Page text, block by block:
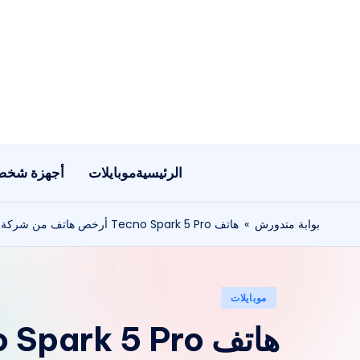
الرئيسيةموبايلات أجهزة
بوابة متدورش » هاتف Tecno Spark 5 Pro أرخص هاتف من شركة Tecno للفئة المتوسطة
نُشرموبايلات